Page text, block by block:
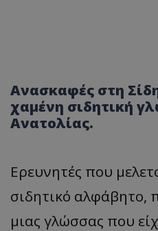
Ανασκαφές στη
χαμένη σιδητική
Ανατολίας.
Ερευνητές που
σιδητικό
μιας γλώσσας που